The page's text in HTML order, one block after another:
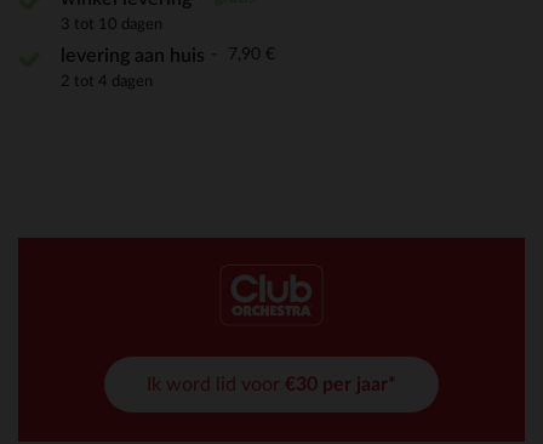
3 tot 10 dagen
levering aan huis 7,90 €
2 tot 4 dagen
Ik word lid voor €30 per jaar*